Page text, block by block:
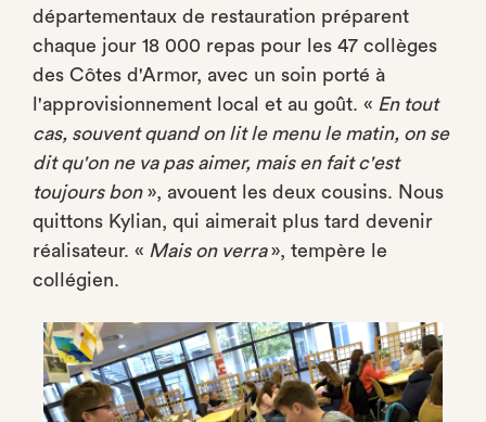
départementaux de restauration préparent
chaque jour 18 000 repas pour les 47 collèges
des Côtes d'Armor, avec un soin porté à
l'approvisionnement local et au goût. « En tout
cas, souvent quand on lit le menu le matin, on se
dit qu'on ne va pas aimer, mais en fait c'est
toujours bon», avouent les deux cousins. Nous
quittons Kylian, qui aimerait plus tard devenir
réalisateur. « Mais on verra», tempère le
collégien.